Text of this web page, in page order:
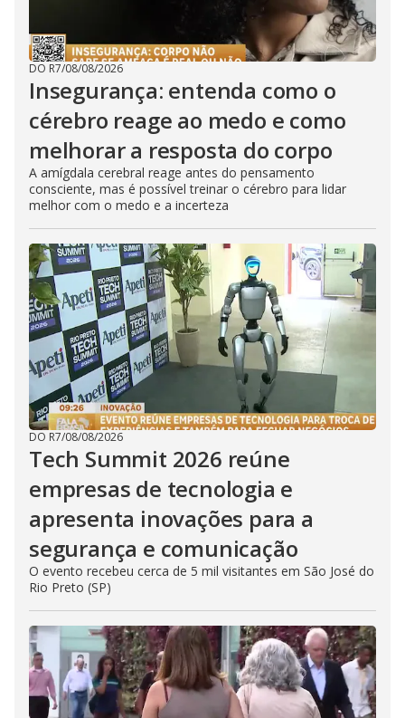
DO R7/08/08/2026
Insegurança: entenda como o
cérebro reage ao medo e como
melhorar a resposta do corpo
A amígdala cerebral reage antes do pensamento
consciente, mas é possível treinar o cérebro para lidar
melhor com o medo e a incerteza
DO R7/08/08/2026
Tech Summit 2026 reúne
empresas de tecnologia e
apresenta inovações para a
segurança e comunicação
O evento recebeu cerca de 5 mil visitantes em São José do
Rio Preto (SP)